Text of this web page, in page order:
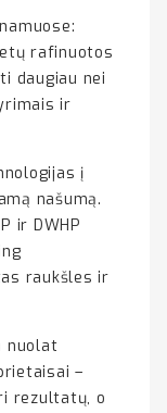
rafinuotos
daugiau nei
ir
į
našumą.
ir DWHP
raukšles ir
nuolat
–
rezultatų, o